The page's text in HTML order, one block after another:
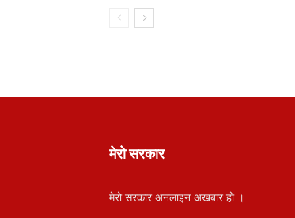
मेरो सरकार
मेरो सरकार अनलाइन अखबार हो ।